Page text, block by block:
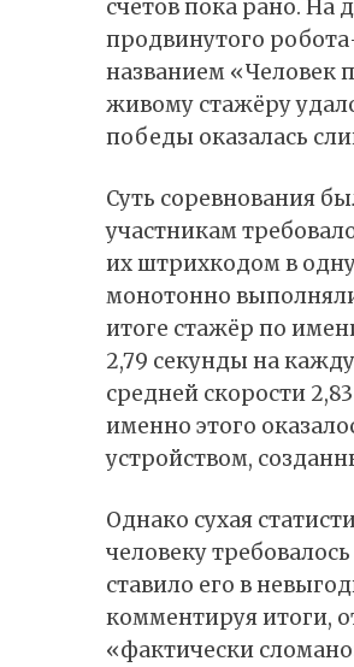
счетов пока рано. На
продвинутого
названием «Человек
живому стажёру
победы оказалась
Суть соревнования
участникам
их штрихкодом в
монотонно
итоге стажёр по
2,79 секунды на
средней скорости
именно этого
устройством,
Однако сухая
человеку
ставило его в
комментируя итоги,
«фактически